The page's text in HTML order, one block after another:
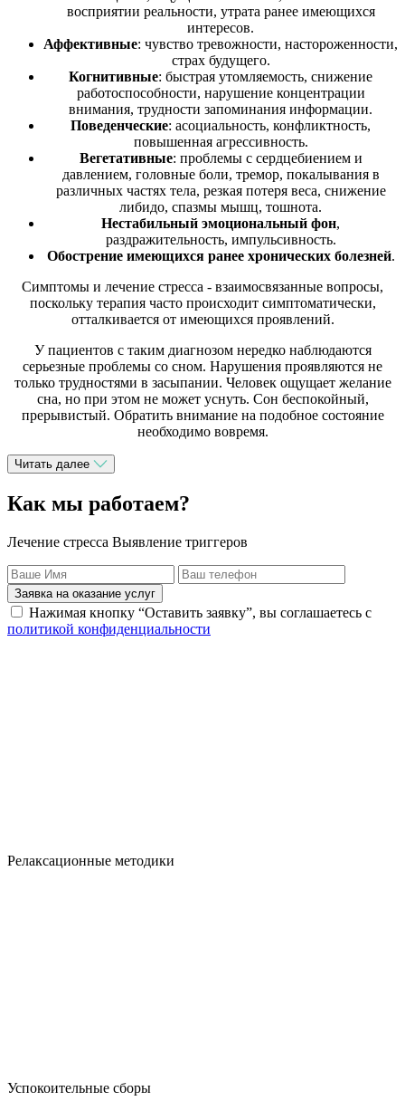
восприятии реальности, утрата ранее имеющихся
интересов.
Аффективные: чувство тревожности, настороженности,
страх будущего.
Когнитивные: быстрая утомляемость, снижение
работоспособности, нарушение концентрации
внимания, трудности запоминания информации.
Поведенческие: асоциальность, конфликтность,
повышенная агрессивность.
Вегетативные: проблемы с сердцебиением и
давлением, головные боли, тремор, покалывания в
различных частях тела, резкая потеря веса, снижение
либидо, спазмы мышц, тошнота.
Нестабильный эмоциональный фон,
раздражительность, импульсивность.
Обострение имеющихся ранее хронических болезней.
Симптомы и лечение стресса - взаимосвязанные вопросы,
поскольку терапия часто происходит симптоматически,
отталкивается от имеющихся проявлений.
У пациентов с таким диагнозом нередко наблюдаются
серьезные проблемы со сном. Нарушения проявляются не
только трудностями в засыпании. Человек ощущает желание
сна, но при этом не может уснуть. Сон беспокойный,
прерывистый. Обратить внимание на подобное состояние
необходимо вовремя.
Читать далее
Как мы работаем?
Лечение стресса Выявление триггеров
Заявка на оказание услуг
Нажимая кнопку “Оставить заявку”, вы соглашаетесь с
политикой конфиденциальности
Релаксационные методики
Успокоительные сборы